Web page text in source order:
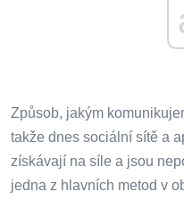
Způsob, jakým
takže dnes sociální sítě a
získávají na síle a jsou
jedna z hlavních metod v